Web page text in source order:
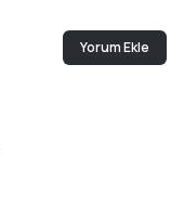
Yorum Ekle